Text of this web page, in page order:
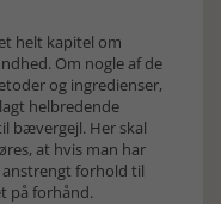
helt kapitel om
Om nogle af de
og ingredienser,
helbredende
bævergejl. Her skal
at hvis man har
forhold til
på forhånd.